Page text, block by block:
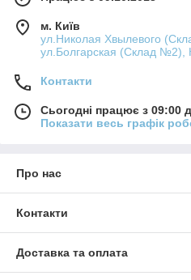
м. Київ
ул.Николая Хвылевого
ул.Болгарская (Склад №2),
Контакти
Сьогодні працює з 09:00
Показати весь графік
Про нас
Контакти
Доставка та оплата